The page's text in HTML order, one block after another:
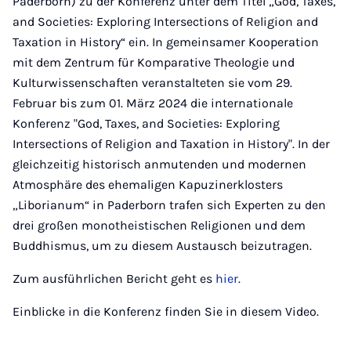
and Societies: Exploring Intersections of Religion and
Taxation in History“ ein. In gemeinsamer Kooperation
mit dem Zentrum für Komparative Theologie und
Kulturwissenschaften veranstalteten sie vom 29.
Februar bis zum 01. März 2024 die internationale
Konferenz "God, Taxes, and Societies: Exploring
Intersections of Religion and Taxation in History". In der
gleichzeitig historisch anmutenden und modernen
Atmosphäre des ehemaligen Kapuzinerklosters
„Liborianum“ in Paderborn trafen sich Experten zu den
drei großen monotheistischen Religionen und dem
Buddhismus, um zu diesem Austausch beizutragen.
Zum ausführlichen Bericht geht es hier.
Einblicke in die Konferenz finden Sie in diesem Video.